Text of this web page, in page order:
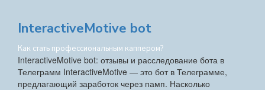
InteractiveMotive bot
Как стать профессиональным каппером?
InteractiveMotive bot: отзывы и расследование бота в
Телеграмм InteractiveMotive — это бот в Телеграмме,
предлагающий заработок через памп. Насколько